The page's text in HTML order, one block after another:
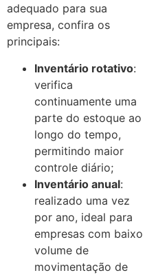
adequado para sua
empresa, confira os
principais:
Inventário rotativo:
verifica
continuamente uma
parte do estoque ao
longo do tempo,
permitindo maior
controle diário;
Inventário anual:
realizado uma vez
por ano, ideal para
empresas com baixo
volume de
movimentação de